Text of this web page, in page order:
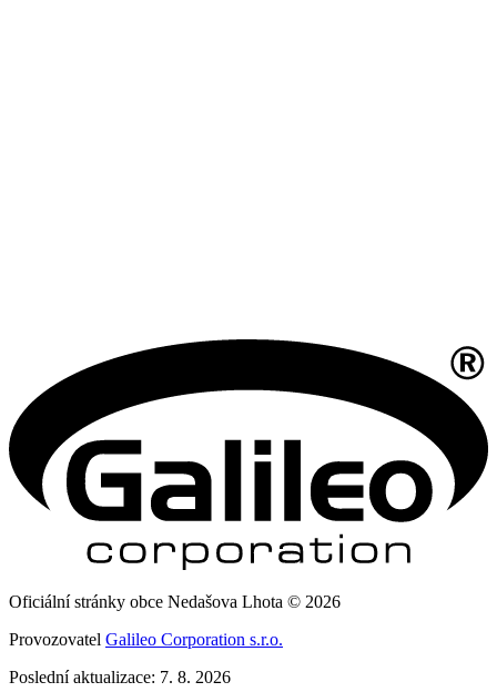
Oficiální stránky obce Nedašova Lhota © 2026
Provozovatel Galileo Corporation s.r.o.
Poslední aktualizace: 7. 8. 2026